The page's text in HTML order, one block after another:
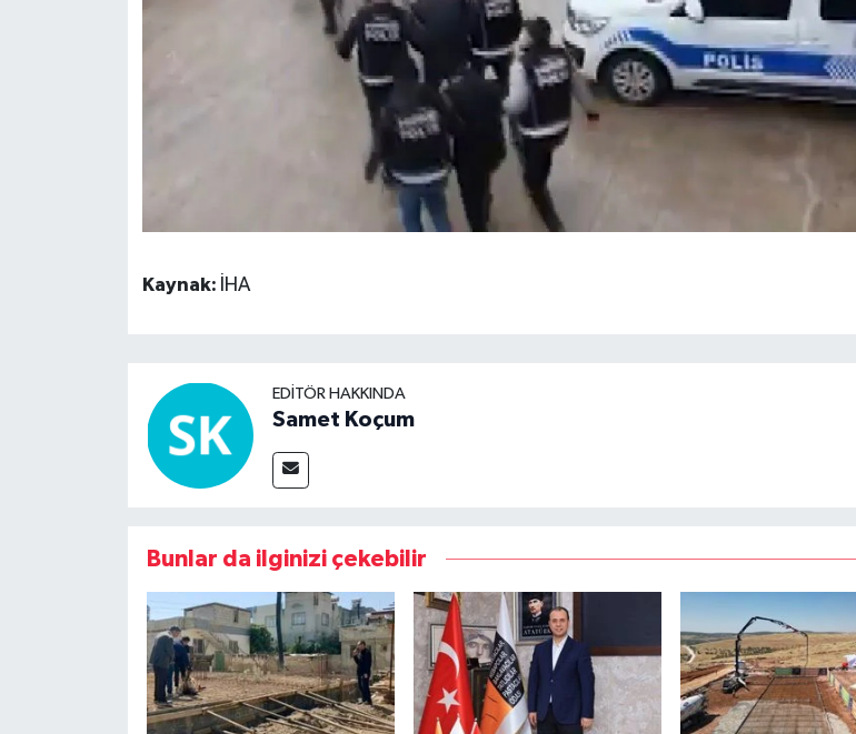
Kaynak: İHA
EDITÖR HAKKINDA
Samet Koçum
Bunlar da ilginizi çekebilir